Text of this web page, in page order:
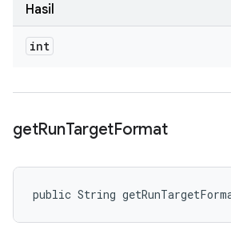
Hasil
int
getRunTargetFormat
public String